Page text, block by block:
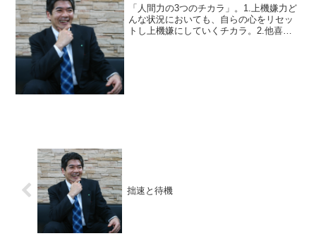
「人間力の3つのチカラ」。1.上機嫌力ど
んな状況においても、自らの心をリセッ
トし上機嫌にしていくチカラ。2.他喜能
拙速と待機